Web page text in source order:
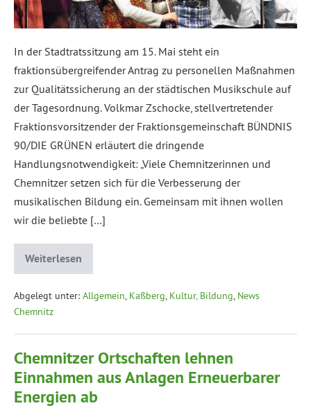
In der Stadtratssitzung am 15. Mai steht ein
fraktionsübergreifender Antrag zu personellen Maßnahmen
zur Qualitätssicherung an der städtischen Musikschule auf
der Tagesordnung. Volkmar Zschocke, stellvertretender
Fraktionsvorsitzender der Fraktionsgemeinschaft BÜNDNIS
90/DIE GRÜNEN erläutert die dringende
Handlungsnotwendigkeit: „Viele Chemnitzerinnen und
Chemnitzer setzen sich für die Verbesserung der
musikalischen Bildung ein. Gemeinsam mit ihnen wollen
wir die beliebte […]
Weiterlesen
Abgelegt unter: Allgemein, Kaßberg, Kultur, Bildung, News
Chemnitz
Chemnitzer Ortschaften lehnen
Einnahmen aus Anlagen Erneuerbarer
Energien ab